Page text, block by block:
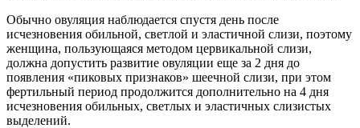
Обычно овуляция наблюдается спустя день после
исчезновения обильной, светлой и эластичной слизи, поэтому
женщина, пользующаяся методом цервикальной слизи,
должна допустить развитие овуляции еще за 2 дня до
появления «пиковых признаков» шеечной слизи, при этом
фертильный период продолжится дополнительно на 4 дня
исчезновения обильных, светлых и эластичных слизистых
выделений.